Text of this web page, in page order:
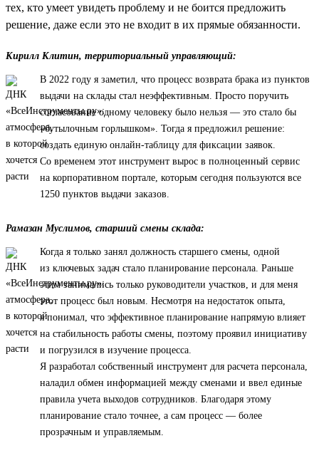
тех, кто умеет увидеть проблему и не боится предложить
решение, даже если это не входит в их прямые обязанности.
Кирилл Клитин, территориальный управляющий:
В 2022 году я заметил, что процесс возврата брака из пунктов
выдачи на склады стал неэффективным. Просто поручить
согласование одному человеку было нельзя — это стало бы
«бутылочным горлышком». Тогда я предложил решение:
создать единую онлайн-таблицу для фиксации заявок.
Со временем этот инструмент вырос в полноценный сервис
на корпоративном портале, которым сегодня пользуются все
1250 пунктов выдачи заказов.
Рамазан Муслимов, старший смены склада:
Когда я только занял должность старшего смены, одной
из ключевых задач стало планирование персонала. Раньше
этим занимались только руководители участков, и для меня
этот процесс был новым. Несмотря на недостаток опыта,
я понимал, что эффективное планирование напрямую влияет
на стабильность работы смены, поэтому проявил инициативу
и погрузился в изучение процесса.
Я разработал собственный инструмент для расчета персонала,
наладил обмен информацией между сменами и ввел единые
правила учета выходов сотрудников. Благодаря этому
планирование стало точнее, а сам процесс — более
прозрачным и управляемым.